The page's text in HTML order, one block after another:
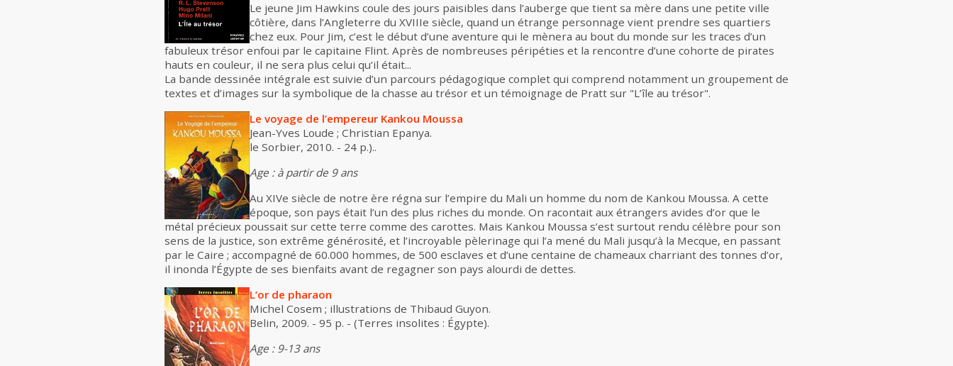
Le jeune Jim Hawkins coule des jours paisibles dans l’auberge que tient sa mère dans une petite ville
côtière, dans l’Angleterre du XVIIIe siècle, quand un étrange personnage vient prendre ses quartiers
chez eux. Pour Jim, c’est le début d’une aventure qui le mènera au bout du monde sur les traces d’un
fabuleux trésor enfoui par le capitaine Flint. Après de nombreuses péripéties et la rencontre d’une cohorte de pirates
hauts en couleur, il ne sera plus celui qu’il était...
La bande dessinée intégrale est suivie d’un parcours pédagogique complet qui comprend notamment un groupement de
textes et d’images sur la symbolique de la chasse au trésor et un témoignage de Pratt sur "L’île au trésor".
Le voyage de l’empereur Kankou Moussa
Jean-Yves Loude ; Christian Epanya.
le Sorbier, 2010. - 24 p.)..
Age : à partir de 9 ans
Au XIVe siècle de notre ère régna sur l’empire du Mali un homme du nom de Kankou Moussa. A cette
époque, son pays était l’un des plus riches du monde. On racontait aux étrangers avides d’or que le
métal précieux poussait sur cette terre comme des carottes. Mais Kankou Moussa s’est surtout rendu célèbre pour son
sens de la justice, son extrême générosité, et l’incroyable pèlerinage qui l’a mené du Mali jusqu’à la Mecque, en passant
par le Caire ; accompagné de 60.000 hommes, de 500 esclaves et d’une centaine de chameaux charriant des tonnes d’or,
il inonda l’Égypte de ses bienfaits avant de regagner son pays alourdi de dettes.
L’or de pharaon
Michel Cosem ; illustrations de Thibaud Guyon.
Belin, 2009. - 95 p. - (Terres insolites : Égypte).
Age : 9-13 ans